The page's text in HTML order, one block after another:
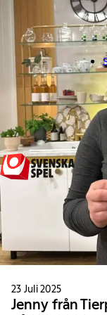
23 Juli 2025
Jenny från